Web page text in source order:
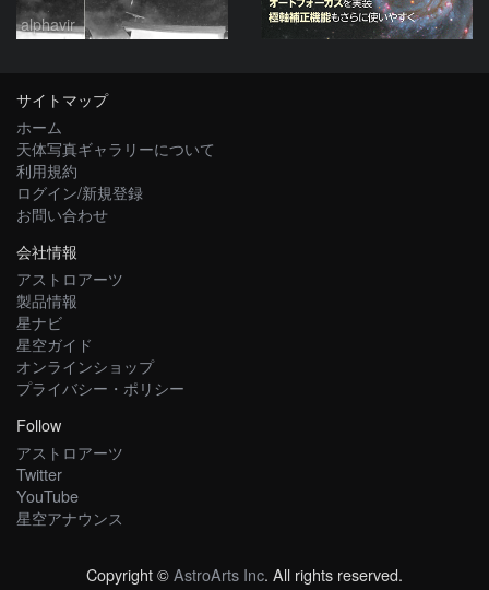
alphavir
サイトマップ
ホーム
天体写真ギャラリーについて
利用規約
ログイン/新規登録
お問い合わせ
会社情報
アストロアーツ
製品情報
星ナビ
星空ガイド
オンラインショップ
プライバシー・ポリシー
Follow
アストロアーツ
Twitter
YouTube
星空アナウンス
Copyright ©AstroArts Inc. All rights reserved.